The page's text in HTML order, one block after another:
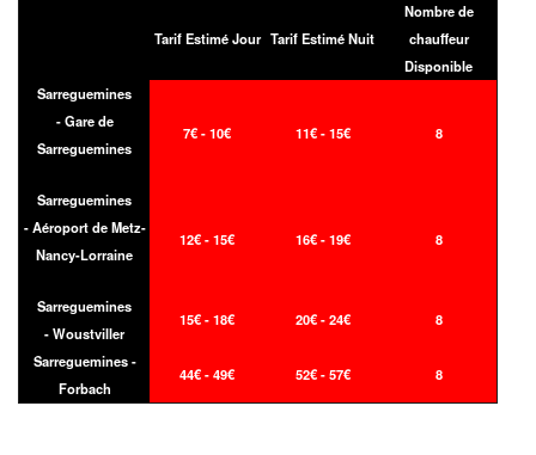
Tarif Estimé Jour Tarif Estimé Nuit
Nombre de
chauffeur
Disponible
Sarreguemines
- Gare de
Sarreguemines
7€ - 10€ 11€ - 15€ 8
Sarreguemines
- Aéroport de Metz-
Nancy-Lorraine
12€ - 15€ 16€ - 19€ 8
Sarreguemines
- Woustviller
15€ - 18€ 20€ - 24€ 8
Sarreguemines -
Forbach
44€ - 49€ 52€ - 57€ 8